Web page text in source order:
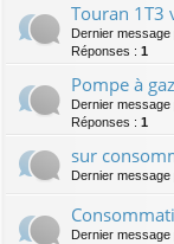
Touran 1T3
Dernier message
Réponses : 1
Pompe à
Dernier message
Réponses : 1
sur
Dernier message
Dernier message